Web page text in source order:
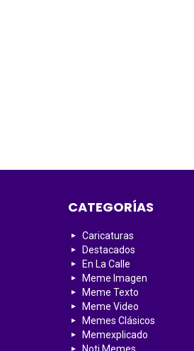
CATEGORÍAS
Caricaturas
Destacados
En La Calle
Meme Imagen
Meme Texto
Meme Video
Memes Clásicos
Memexplicado